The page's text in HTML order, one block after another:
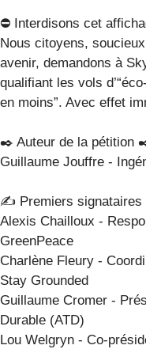
⛔ Interdisons cet
Nous citoyens,
avenir, demandons à
qualifiant les vols
en moins”. Avec effet
✒️ Auteur de la pétition
Guillaume Jouffre -
✍️ Premiers
Alexis Chailloux -
GreenPeace
Charlène Fleury -
Stay Grounded
Guillaume Cromer -
Durable (ATD)
Lou Welgryn - Co-